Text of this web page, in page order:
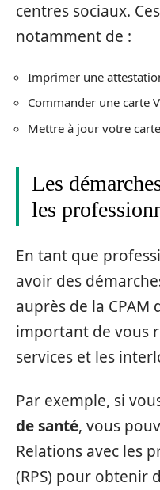
centres sociaux.
notamment de :
Imprimer une
Commander une carte
Mettre à jour votre
Les
les
En tant que
avoir des
auprès de la CPAM
important de vous
services et les
Par exemple, si
de santé, vous
Relations avec les
(RPS) pour obtenir